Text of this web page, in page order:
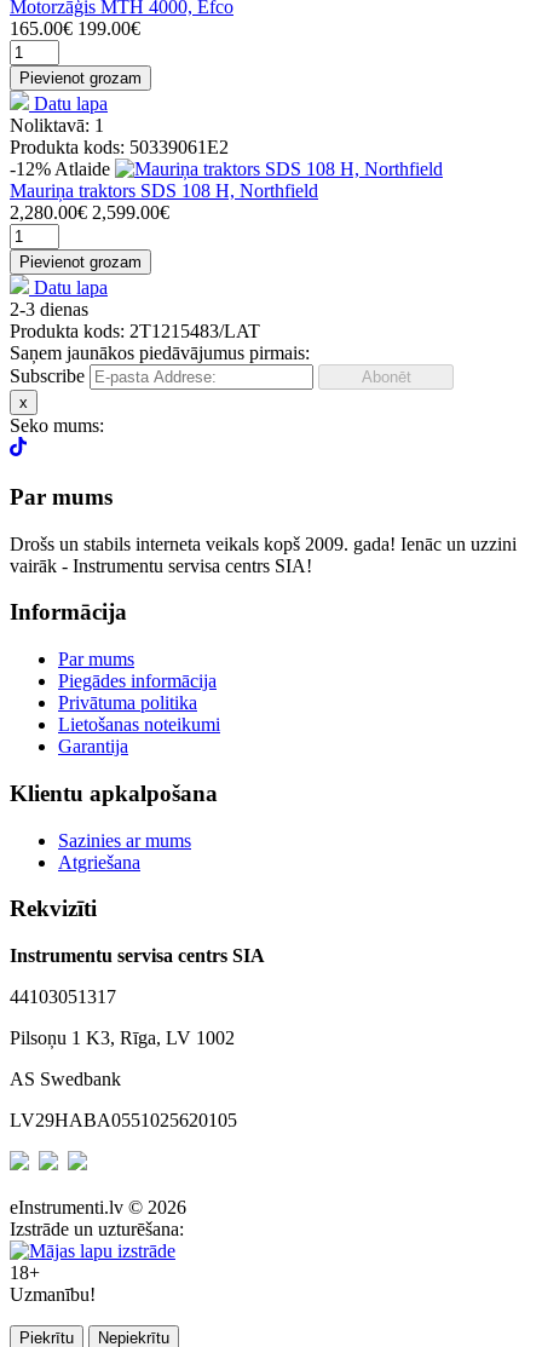
Motorzāģis MTH 4000, Efco
165.00€ 199.00€
Pievienot grozam
Datu lapa
Noliktavā: 1
Produkta kods: 50339061E2
-12% Atlaide
Mauriņa traktors SDS 108 H, Northfield
2,280.00€ 2,599.00€
Pievienot grozam
Datu lapa
2-3 dienas
Produkta kods: 2T1215483/LAT
Saņem jaunākos piedāvājumus pirmais:
Subscribe
x
Seko mums:
Par mums
Drošs un stabils interneta veikals kopš 2009. gada! Ienāc un uzzini
vairāk - Instrumentu servisa centrs SIA!
Informācija
Par mums
Piegādes informācija
Privātuma politika
Lietošanas noteikumi
Garantija
Klientu apkalpošana
Sazinies ar mums
Atgriešana
Rekvizīti
Instrumentu servisa centrs SIA
44103051317
Pilsoņu 1 K3, Rīga, LV 1002
AS Swedbank
LV29HABA0551025620105
eInstrumenti.lv © 2026
Izstrāde un uzturēšana:
18+
Uzmanību!
Piekrītu Nepiekrītu